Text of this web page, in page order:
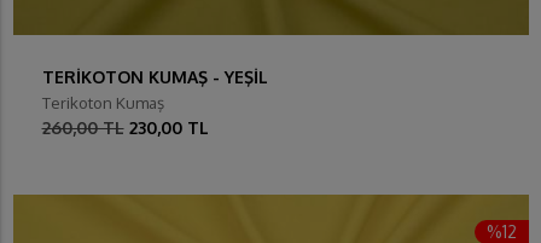
TERİKOTON KUMAŞ - YEŞİL
Terikoton Kumaş
260,00 TL 230,00 TL
%12